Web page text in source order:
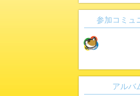
参加コミュ
アルバ